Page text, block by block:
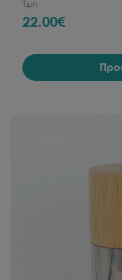
Τιμή
22.00€